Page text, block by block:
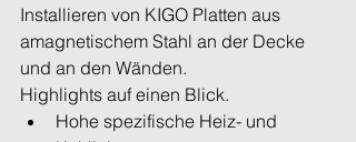
Installieren von KIGO Platten aus
amagnetischem Stahl an der Decke
und an den Wänden.
Highlights auf einen Blick.
Hohe spezifische Heiz- und